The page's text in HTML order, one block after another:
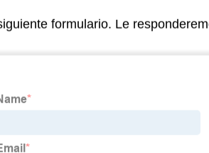
formulario. Le